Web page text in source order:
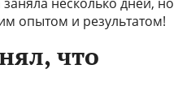
опытом и результатом!
что